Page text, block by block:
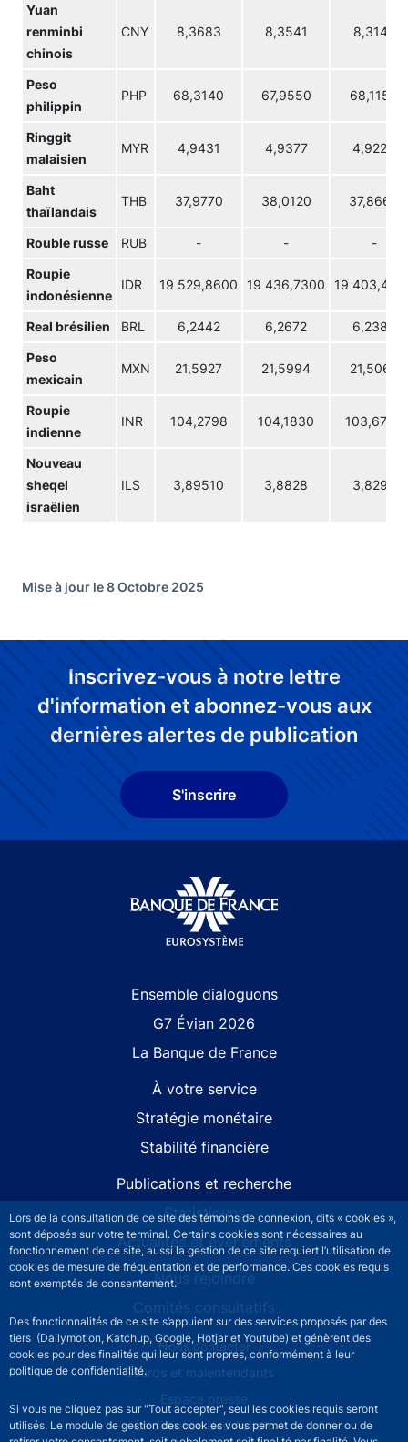
Lors de la consultation de ce site des témoins de connexion, dits « cookies »,
sont déposés sur votre terminal. Certains cookies sont nécessaires au
fonctionnement de ce site, aussi la gestion de ce site requiert l’utilisation de
cookies de mesure de fréquentation et de performance. Ces cookies requis
sont exemptés de consentement.
Des fonctionnalités de ce site s’appuient sur des services proposés par des
tiers (Dailymotion, Katchup, Google, Hotjar et Youtube) et génèrent des
cookies pour des finalités qui leur sont propres, conformément à leur
politique de confidentialité.
Si vous ne cliquez pas sur "Tout accepter", seul les cookies requis seront
utilisés. Le module de gestion des cookies vous permet de donner ou de
Yuan
renminbi
chinois
CNY 8,3683 8,3541 8,3142
Peso
philippin
PHP 68,3140 67,9550 68,1150
Ringgit
malaisien
MYR 4,9431 4,9377 4,9223
Baht
thaïlandais
THB 37,9770 38,0120 37,8660
Rouble russe RUB - - -
Roupie
indonésienne
IDR 19 529,8600 19 436,7300 19
Real brésilien BRL 6,2442 6,2672 6,2387
Peso
mexicain
MXN 21,5927 21,5994 21,5069
Roupie
indienne
INR 104,2798 104,1830 103,6780
Nouveau
sheqel
israëlien
ILS 3,89510 3,8828 3,8294
Mise à jour le 8 Octobre 2025
Inscrivez-vous à notre lettre
d'information et abonnez-vous aux
dernières alertes de publication
S'inscrire
Ensemble dialoguons
G7 Évian 2026
La Banque de France
À votre service
Stratégie monétaire
Stabilité financière
Publications et recherche
Statistiques
Actualités et événements
Nous rejoindre
Comités consultatifs
Footer secondary menuNous contacter
Sourds et malentendants
Espace presse
La direction des Achats